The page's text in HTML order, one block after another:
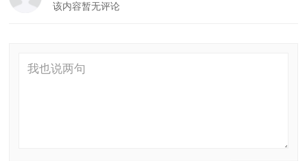
该内容暂无评论